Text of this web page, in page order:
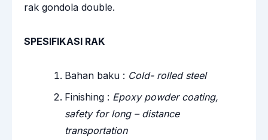
rak gondola double.
SPESIFIKASI RAK
Bahan baku : Cold- rolled steel
Finishing : Epoxy powder coating,
safety for long – distance
transportation